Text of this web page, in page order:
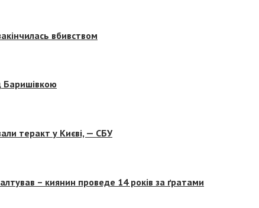
вбивством
Баришівкою
теракт у Києві, — СБУ
– киянин проведе 14 років за ґратами